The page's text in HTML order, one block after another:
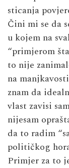
sticanja
Čini mi se da
u kojem na
“primjerom
to nije
na
znam da
vlast zavisi
nijesam
da to radim
političkog
Primjer za to